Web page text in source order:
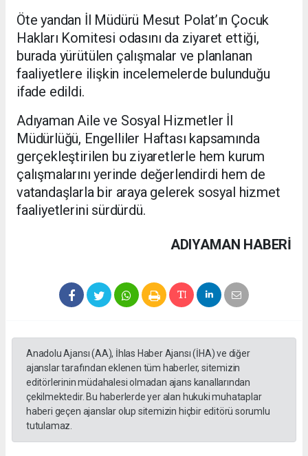
Öte yandan İl Müdürü Mesut Polat’ın Çocuk
Hakları Komitesi odasını da ziyaret ettiği,
burada yürütülen çalışmalar ve planlanan
faaliyetlere ilişkin incelemelerde bulunduğu
ifade edildi.
Adıyaman Aile ve Sosyal Hizmetler İl
Müdürlüğü, Engelliler Haftası kapsamında
gerçekleştirilen bu ziyaretlerle hem kurum
çalışmalarını yerinde değerlendirdi hem de
vatandaşlarla bir araya gelerek sosyal hizmet
faaliyetlerini sürdürdü.
ADIYAMAN HABERİ
Anadolu Ajansı (AA), İhlas Haber Ajansı (İHA) ve diğer
ajanslar tarafından eklenen tüm haberler, sitemizin
editörlerinin müdahalesi olmadan ajans kanallarından
çekilmektedir. Bu haberlerde yer alan hukuki muhataplar
haberi geçen ajanslar olup sitemizin hiçbir editörü sorumlu
tutulamaz.